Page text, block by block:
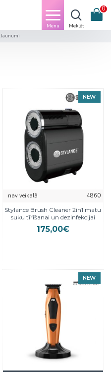
0
Jaunumi
NEW
nav veikalā
4860
Stylance Brush Cleaner 2in1 matu
suku tīrīšanai un dezinfekcijai
175,00€
NEW